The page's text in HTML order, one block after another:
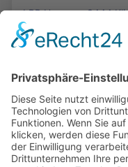
LPR Hessen - 3444
Podcasts,
Entdecken Sie
und Demokratie -
verfügbar.